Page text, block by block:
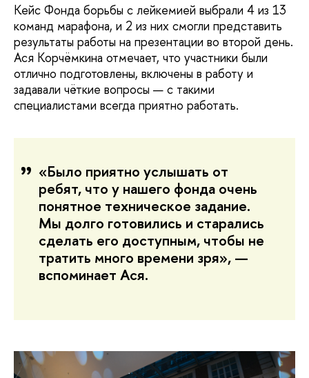
Кейс Фонда борьбы с лейкемией выбрали 4 из 13
команд марафона, и 2 из них смогли представить
результаты работы на презентации во второй день.
Ася Корчёмкина отмечает, что участники были
отлично подготовлены, включены в работу и
задавали чёткие вопросы — с такими
специалистами всегда приятно работать.
«Было приятно услышать от
ребят, что у нашего фонда очень
понятное техническое задание.
Мы долго готовились и старались
сделать его доступным, чтобы не
тратить много времени зря», —
вспоминает Ася.